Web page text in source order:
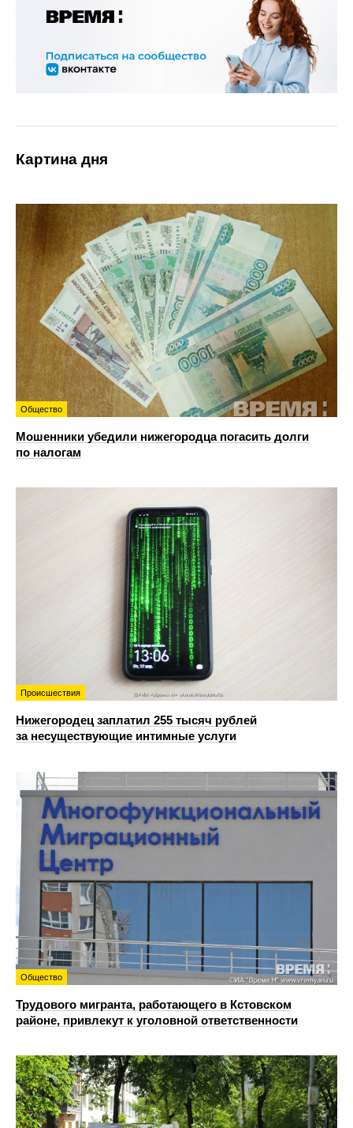
Картина дня
Общество
Мошенники убедили нижегородца погасить долги
по налогам
Происшествия
Нижегородец заплатил 255 тысяч рублей
за несуществующие интимные услуги
Общество
Трудового мигранта, работающего в Кстовском
районе, привлекут к уголовной ответственности